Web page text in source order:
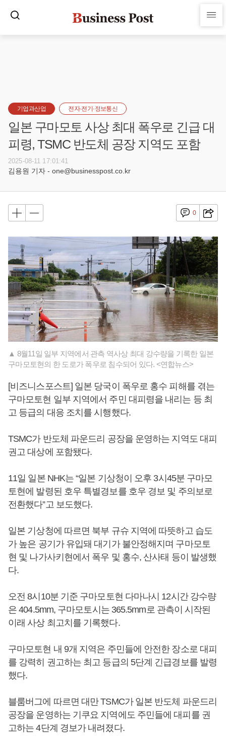
기업과산업 전자·전기·정보통신
일본 구마모토 사상 최대 폭우로 긴급 대
피령, TSMC 반도체 공장 지역도 포함
2025-08-11 17:01:41
김용원 기자 - one@businesspost.co.kr
0
▲ 8월11일 일부 지역에서 관측 역사상 최대 강수량을 기록한 일본
구마모토현의 한 도로가 폭우로 침수되어 있다. <연합뉴스>
[비즈니스포스트] 일본 당국이 폭우로 홍수 피해를 겪는
구마모토현 일부 지역에서 주민 대피령을 내리는 등 최
고 등급의 대응 조치를 시행했다.
TSMC가 반도체 파운드리 공장을 운영하는 지역도 대피
권고 대상에 포함됐다.
11일 일본 NHK는 “일본 기상청이 오후 3시45분 구마모
토현에 발령된 호우 특별경보를 호우 경보 및 주의보로
전환했다”고 보도했다.
일본 기상청에 따르면 북부 규슈 지역에 따뜻하고 습도
가 높은 공기가 유입돼 대기가 불안정해지며 구마모토
현 및 나가사키현에서 폭우 및 홍수, 산사태 등이 발생했
다.
오전 8시10분 기준 구마모토현 다마나시 12시간 강수량
은 404.5mm, 구마모토시는 365.5mm로 관측이 시작된
이래 사상 최고치를 기록했다.
구마모토현 내 9개 지역은 주민들에 안전한 장소로 대피
를 강력히 권고하는 최고 등급의 5단계 긴급경보를 발령
했다.
블룸버그에 따르면 대만 TSMC가 일본 반도체 파운드리
공장을 운영하는 기쿠요 지역에도 주민들에 대피를 권
고하는 4단계 경보가 내려졌다.